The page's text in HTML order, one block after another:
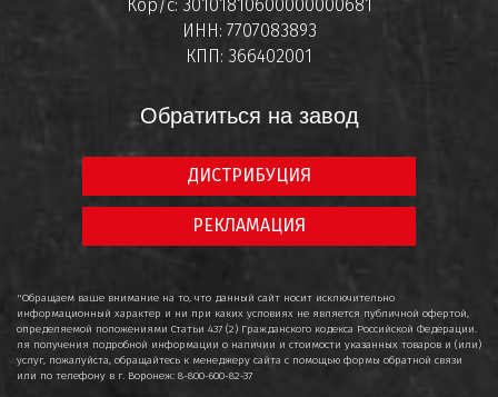
Кор/с: 30101810600000000681
ИНН: 7707083893
КПП: 366402001
Обратиться на завод
ДИСТРИБУЦИЯ
РЕКЛАМАЦИЯ
"Обращаем ваше внимание на то, что данный сайт носит исключительно
информационный характер и ни при каких условиях не является публичной офертой,
определяемой положениями Статьи 437 (2) Гражданского кодекса Российской Федерации.
ля получения подробной информации о наличии и стоимости указанных товаров и (или)
услуг, пожалуйста, обращайтесь к менеджеру сайта с помощью формы обратной связи
или по телефону в г. Воронеж: 8-800-600-82-37